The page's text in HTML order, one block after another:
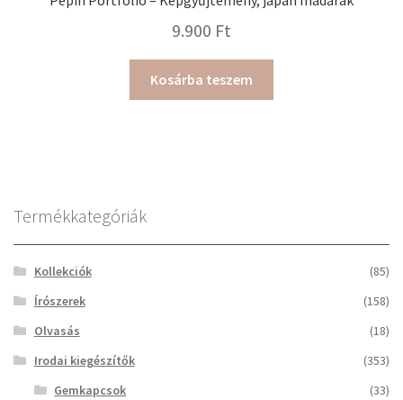
9.900 Ft
Kosárba teszem
Termékkategóriák
Kollekciók
(85)
Írószerek
(158)
Olvasás
(18)
Irodai kiegészítők
(353)
Gemkapcsok
(33)